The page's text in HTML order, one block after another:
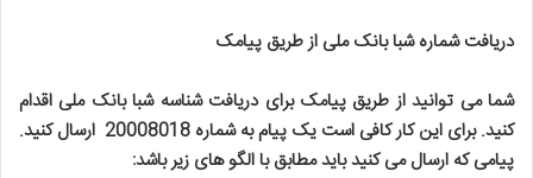
دریافت شماره شبا بانک ملی از طریق پیامک
شما می توانید از طریق پیامک برای دریافت شناسه شبا بانک ملی اقدام
کنید. برای این کار کافی است یک پیام به شماره 20008018 ارسال کنید.
پیامی که ارسال می کنید باید مطابق با الگو های زیر باشد: